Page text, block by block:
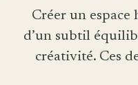
Créer un
d’un subtil
créativité. Ces